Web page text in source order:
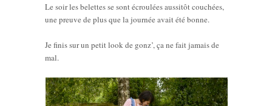
Le soir les belettes se sont écroulées aussitôt couchées,
une preuve de plus que la journée avait été bonne.
Je finis sur un petit look de gonz’, ça ne fait jamais de
mal.